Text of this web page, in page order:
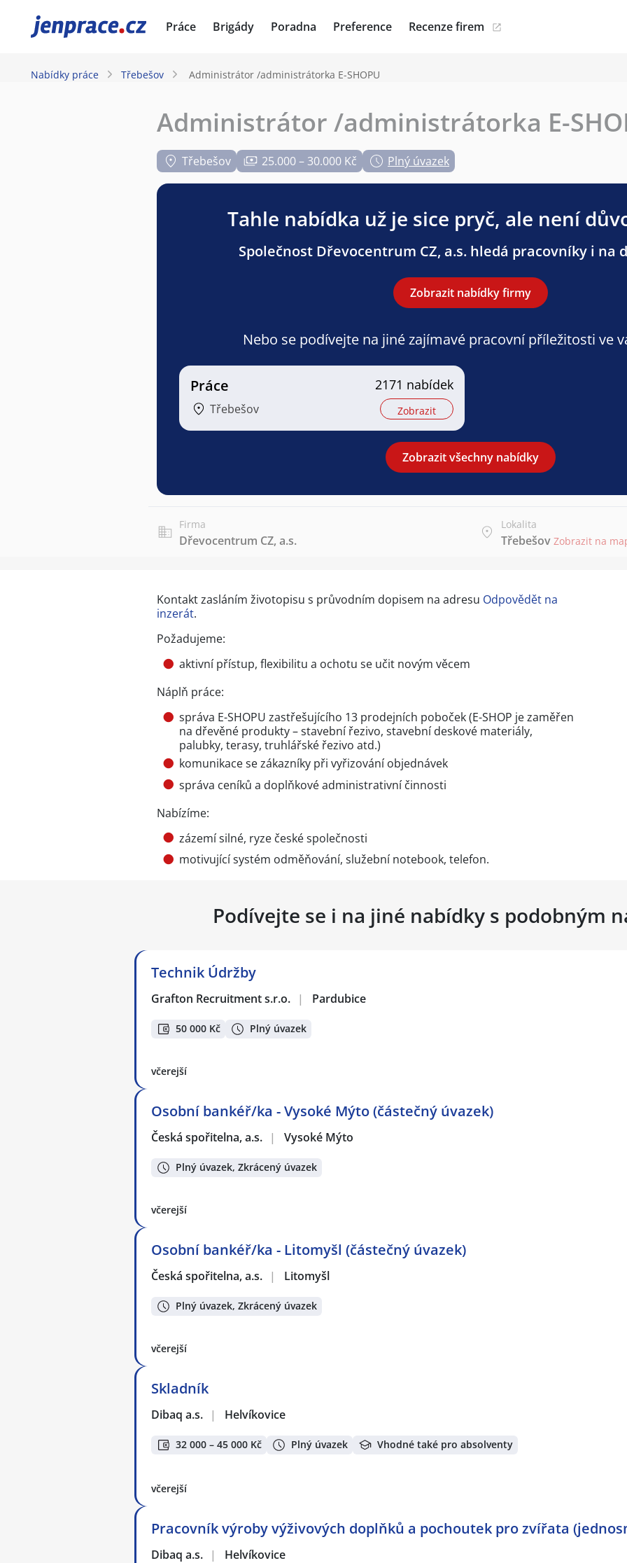
JenPráce.cz Práce Brigády Poradna Preference Recenze firem
Nabídky práce Třebešov Administrátor /administrátorka E-SHOPU
Administrátor /administrátorka E-
Třebešov 25.000 – 30.000 Kč Plný úvazek
Tahle nabídka už je sice pryč, ale není
Společnost Dřevocentrum CZ, a.s. hledá pracovníky i na
Zobrazit nabídky firmy
Nebo se podívejte na jiné zajímavé pracovní příležitosti ve
Práce
Třebešov
2171 nabídek
Zobrazit
Zobrazit všechny nabídky
Firma
Dřevocentrum CZ, a.s.
Lokalita
Třebešov Zobrazit na
Kontakt zasláním životopisu s průvodním dopisem na adresu Odpovědět na
inzerát.
Požadujeme:
aktivní přístup, flexibilitu a ochotu se učit novým věcem
Náplň práce:
správa E-SHOPU zastřešujícího 13 prodejních poboček (E-SHOP je zaměřen
na dřevěné produkty – stavební řezivo, stavební deskové materiály,
palubky, terasy, truhlářské řezivo atd.)
komunikace se zákazníky při vyřizování objednávek
správa ceníků a doplňkové administrativní činnosti
Nabízíme:
zázemí silné, ryze české společnosti
motivující systém odměňování, služební notebook, telefon.
Podívejte se i na jiné nabídky s podobným
Technik Údržby
Grafton Recruitment s.r.o. | Pardubice
50 000 Kč Plný úvazek
včerejší
Osobní bankéř/ka - Vysoké Mýto (částečný úvazek)
Česká spořitelna, a.s. | Vysoké Mýto
Plný úvazek, Zkrácený úvazek
včerejší
Osobní bankéř/ka - Litomyšl (částečný úvazek)
Česká spořitelna, a.s. | Litomyšl
Plný úvazek, Zkrácený úvazek
včerejší
Skladník
Dibaq a.s. | Helvíkovice
32 000 – 45 000 Kč Plný úvazek Vhodné také pro absolventy
včerejší
Pracovník výroby výživových doplňků a pochoutek pro zvířata
Dibaq a.s. | Helvíkovice